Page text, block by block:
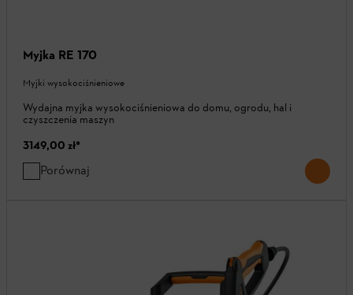
Myjka RE 170
Myjki wysokociśnieniowe
Wydajna myjka wysokociśnieniowa do domu, ogrodu, hal i
czyszczenia maszyn
3149,00 zł*
Porównaj